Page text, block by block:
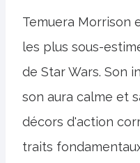
Temuera Morrison
les plus sous-
de Star Wars. Son
son aura calme et
décors d'action
traits